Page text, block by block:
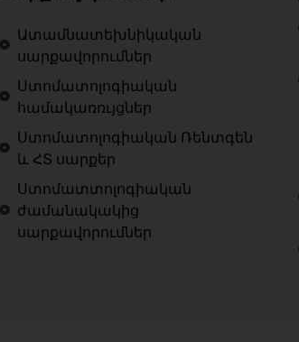
Ատամնատեխնիկական
սարքավորումներ
Ստոմատոլոգիական
համակառռւյցներ
Ստոմատոլոգիական Ռենտգեն
և ՀՏ սարքեր
Ստոմատտոլոգիական
ժամանակակից
սարքավորումներ